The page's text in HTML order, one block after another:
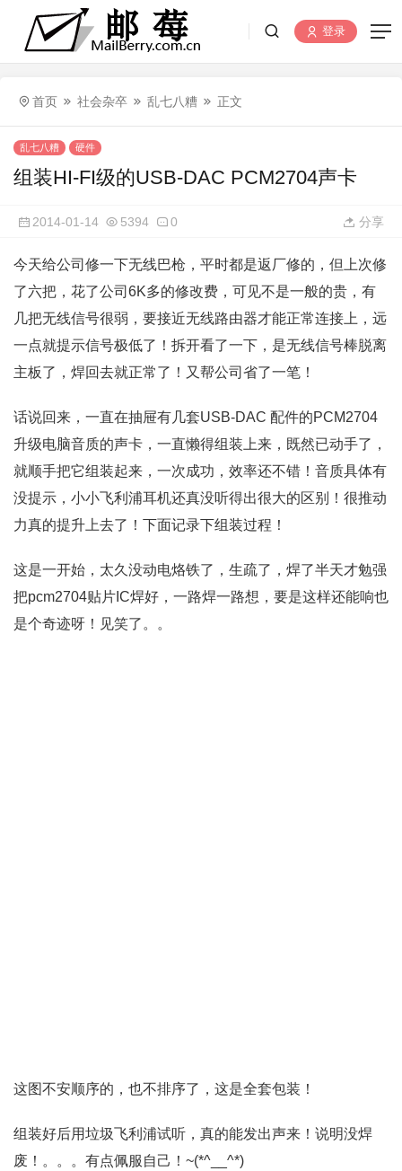
登录
首页 社会杂卒 乱七八糟 正文
乱七八糟 硬件
组装HI-FI级的USB-DAC PCM2704声卡
2014-01-14 5394 0 分享
今天给公司修一下无线巴枪，平时都是返厂修的，但上次修
了六把，花了公司6K多的修改费，可见不是一般的贵，有
几把无线信号很弱，要接近无线路由器才能正常连接上，远
一点就提示信号极低了！拆开看了一下，是无线信号棒脱离
主板了，焊回去就正常了！又帮公司省了一笔！
话说回来，一直在抽屉有几套USB-DAC 配件的PCM2704
升级电脑音质的声卡，一直懒得组装上来，既然已动手了，
就顺手把它组装起来，一次成功，效率还不错！音质具体有
没提示，小小飞利浦耳机还真没听得出很大的区别！很推动
力真的提升上去了！下面记录下组装过程！
这是一开始，太久没动电烙铁了，生疏了，焊了半天才勉强
把pcm2704贴片IC焊好，一路焊一路想，要是这样还能响也
是个奇迹呀！见笑了。。
这图不安顺序的，也不排序了，这是全套包装！
组装好后用垃圾飞利浦试听，真的能发出声来！说明没焊
废！。。。有点佩服自己！~(*^__^*)